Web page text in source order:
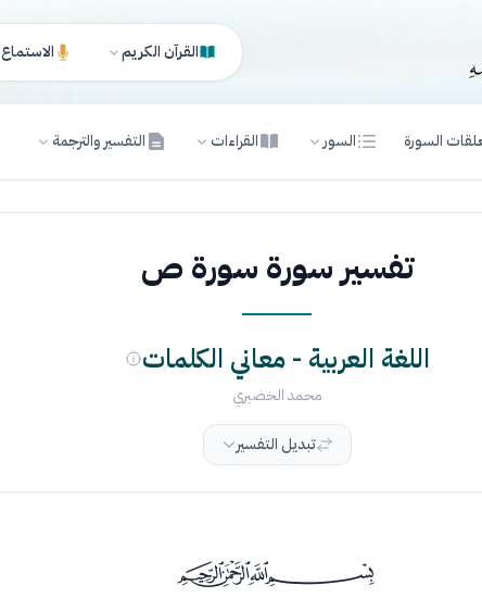
القرآن الكريم الاستماع
السورة السور القراءات التفسير والترجمة
تفسير سورة سورة ص
اللغة العربية - معاني الكلمات
محمد الخضيري
تبديل التفسير
ﰡ